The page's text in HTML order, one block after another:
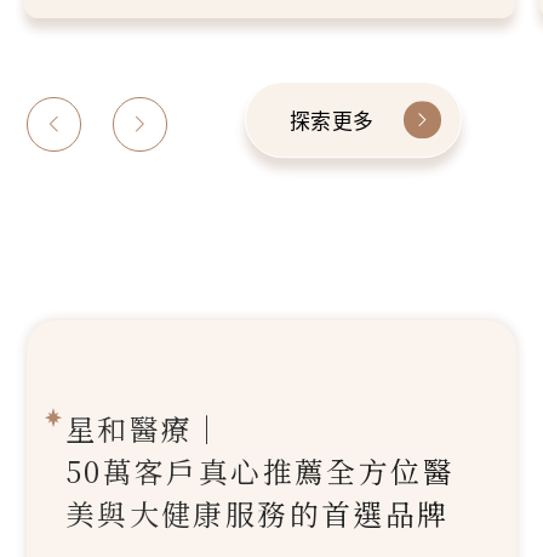
探索更多
星和醫療｜
50萬客戶真心推薦全方位醫
美與大健康服務的首選品牌